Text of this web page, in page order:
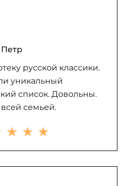
Петр
русской классики.
уникальный
список. Довольны.
семьей.